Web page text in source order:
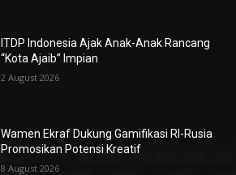
ITDP Indonesia Ajak Anak-Anak Rancang
“Kota Ajaib” Impian
2 August 2026
Wamen Ekraf Dukung Gamifikasi RI-Rusia
Promosikan Potensi Kreatif
8 August 2026